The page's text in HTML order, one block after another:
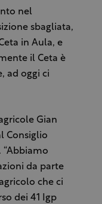
nel
sbagliata,
in Aula, e
il Ceta è
ad oggi ci
Gian
Consiglio
“Abbiamo
da parte
che ci
dei 41 Igp